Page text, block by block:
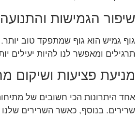
שיפור הגמישות והתנועה
גוף גמיש הוא גוף שמתפקד טוב
תרגילים ומאפשר לנו להיות יעילים
מניעת פציעות ושיקום
אחד היתרונות הכי חשובים של
שרירים. בנוסף, כאשר השרירים שלנו